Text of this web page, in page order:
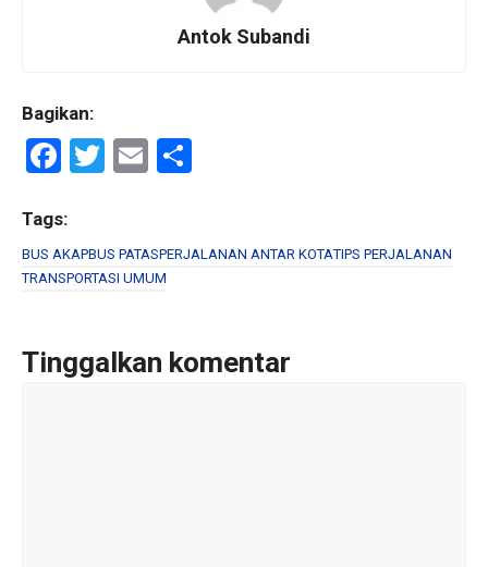
Antok Subandi
Bagikan:
F
ce
b
o
k
T
er
E
e
Tags:
BUS AKAPBUS PATASPERJALANAN ANTAR KOTATIPS PERJALANAN
TRANSPORTASI UMUM
Tinggalkan komentar